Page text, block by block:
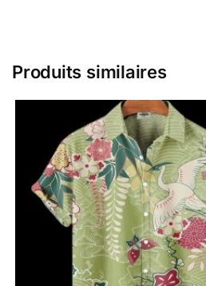
Produits similaires